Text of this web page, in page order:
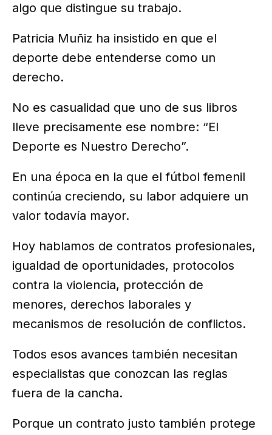
algo que distingue su trabajo.
Patricia Muñiz ha insistido en que el
deporte debe entenderse como un
derecho.
No es casualidad que uno de sus libros
lleve precisamente ese nombre: “El
Deporte es Nuestro Derecho”.
En una época en la que el fútbol femenil
continúa creciendo, su labor adquiere un
valor todavía mayor.
Hoy hablamos de contratos profesionales,
igualdad de oportunidades, protocolos
contra la violencia, protección de
menores, derechos laborales y
mecanismos de resolución de conflictos.
Todos esos avances también necesitan
especialistas que conozcan las reglas
fuera de la cancha.
Porque un contrato justo también protege